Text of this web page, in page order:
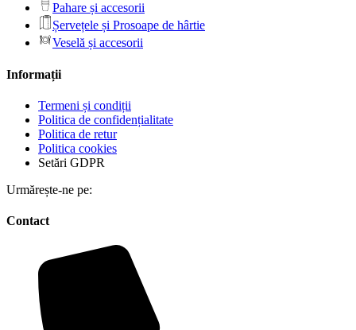
Pahare și accesorii
Șervețele și Prosoape de hârtie
Veselă și accesorii
Informații
Termeni și condiții
Politica de confidențialitate
Politica de retur
Politica cookies
Setări GDPR
Urmărește-ne pe:
Contact